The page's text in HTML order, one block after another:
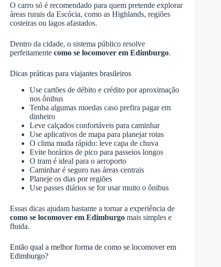
O carro só é recomendado para quem pretende explorar
áreas rurais da Escócia, como as Highlands, regiões
costeiras ou lagos afastados.
Dentro da cidade, o sistema público resolve
perfeitamente como se locomover em Edimburgo.
Dicas práticas para viajantes brasileiros
Use cartões de débito e crédito por aproximação
nos ônibus
Tenha algumas moedas caso prefira pagar em
dinheiro
Leve calçados confortáveis para caminhar
Use aplicativos de mapa para planejar rotas
O clima muda rápido: leve capa de chuva
Evite horários de pico para passeios longos
O tram é ideal para o aeroporto
Caminhar é seguro nas áreas centrais
Planeje os dias por regiões
Use passes diários se for usar muito o ônibus
Essas dicas ajudam bastante a tornar a experiência de
como se locomover em Edimburgo mais simples e
fluida.
Então qual a melhor forma de como se locomover em
Edimburgo?